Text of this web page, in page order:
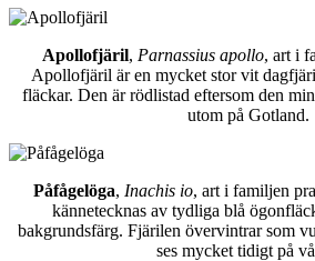
Apollofjäril, Parnassius apollo, art i
Apollofjäril är en mycket stor vit
fläckar. Den är rödlistad eftersom den
utom på Gotland.
Påfågelöga, Inachis io, art i familjen
kännetecknas av tydliga blå
bakgrundsfärg. Fjärilen övervintrar som
ses mycket tidigt på